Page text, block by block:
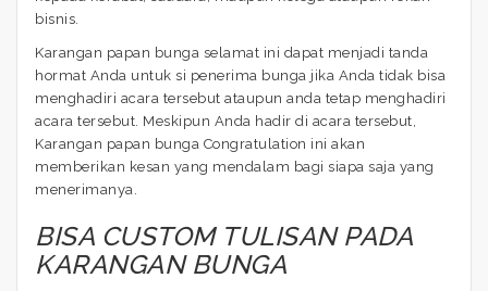
bisnis.
Karangan papan bunga selamat ini dapat menjadi tanda
hormat Anda untuk si penerima bunga jika Anda tidak bisa
menghadiri acara tersebut ataupun anda tetap menghadiri
acara tersebut. Meskipun Anda hadir di acara tersebut,
Karangan papan bunga Congratulation ini akan
memberikan kesan yang mendalam bagi siapa saja yang
menerimanya.
BISA CUSTOM TULISAN PADA
KARANGAN BUNGA